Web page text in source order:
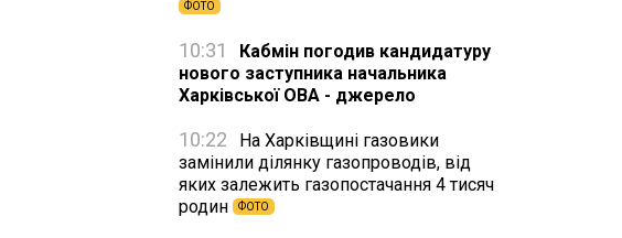
ФОТО
10:31
Кабмін погодив кандидатуру
нового заступника начальника
Харківської ОВА - джерело
10:22
На Харківщині газовики
замінили ділянку газопроводів, від
яких залежить газопостачання 4 тисяч
родин
ФОТО